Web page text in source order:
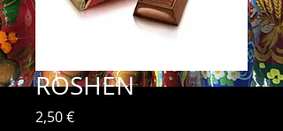
ROSHEN
2,50 €Prix